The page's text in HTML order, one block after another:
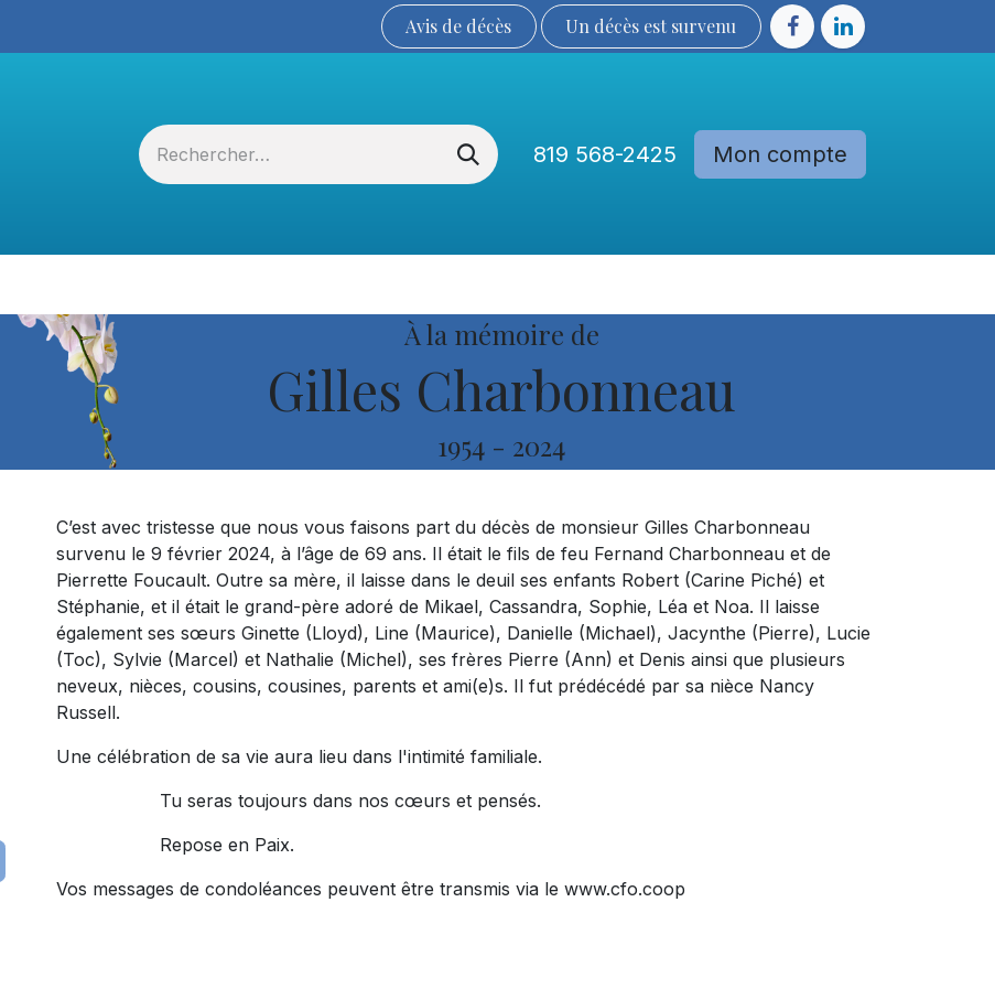
Avis de décès Un décès est sur​​​​​​​​ve​nu​​​​​​​​​​
819 568-2425 Mon compte
À la mémoire de
Gilles Charbonneau
1954 - 2024
C’est avec tristesse que nous vous faisons part du décès de monsieur Gilles Charbonneau
survenu le 9 février 2024, à l’âge de 69 ans. Il était le fils de feu Fernand Charbonneau et de
Pierrette Foucault. Outre sa mère, il laisse dans le deuil ses enfants Robert (Carine Piché) et
Stéphanie, et il était le grand-père adoré de Mikael, Cassandra, Sophie, Léa et Noa. Il laisse
également ses sœurs Ginette (Lloyd), Line (Maurice), Danielle (Michael), Jacynthe (Pierre), Lucie
(Toc), Sylvie (Marcel) et Nathalie (Michel), ses frères Pierre (Ann) et Denis ainsi que plusieurs
neveux, nièces, cousins, cousines, parents et ami(e)s. Il fut prédécédé par sa nièce Nancy
Russell.
Une célébration de sa vie aura lieu dans l'intimité familiale.
Tu seras toujours dans nos cœurs et pensés.
Repose en Paix.
Vos messages de condoléances peuvent être transmis via le www.cfo.coop